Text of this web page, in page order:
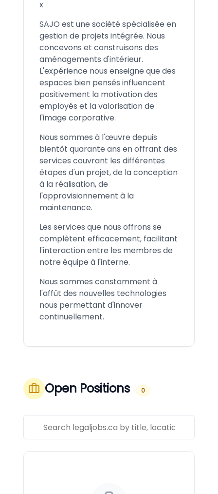
x
SAJO est une société spécialisée en
gestion de projets intégrée. Nous
concevons et construisons des
aménagements d'intérieur.
L'expérience nous enseigne que des
espaces bien pensés influencent
positivement la motivation des
employés et la valorisation de
l'image corporative.
Nous sommes à l'œuvre depuis
bientôt quarante ans en offrant des
services couvrant les différentes
étapes d'un projet, de la conception
à la réalisation, de
l'approvisionnement à la
maintenance.
Les services que nous offrons se
complètent efficacement, facilitant
l'interaction entre les membres de
notre équipe à l'interne.
Nous sommes constamment à
l'affût des nouvelles technologies
nous permettant d'innover
continuellement.
Open Positions 0